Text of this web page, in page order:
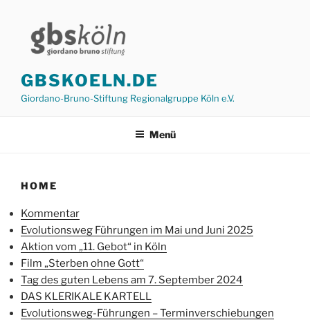
springen
GBSKOELN.DE
Giordano-Bruno-Stiftung Regionalgruppe Köln e.V.
Menü
HOME
Kommentar
Evolutionsweg Führungen im Mai und Juni 2025
Aktion vom „11. Gebot“ in Köln
Film „Sterben ohne Gott“
Tag des guten Lebens am 7. September 2024
DAS KLERIKALE KARTELL
Evolutionsweg-Führungen – Terminverschiebungen